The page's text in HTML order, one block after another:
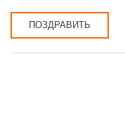
ПОЗДРАВИТЬ